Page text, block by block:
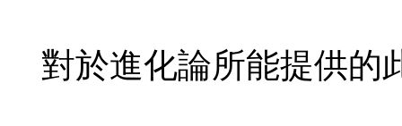
對於進化論所能提供的